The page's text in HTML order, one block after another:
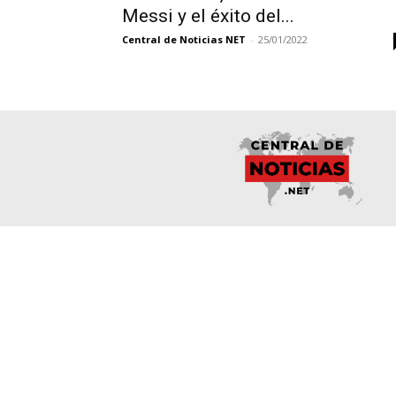
Messi y el éxito del...
Central de Noticias NET - 25/01/2022